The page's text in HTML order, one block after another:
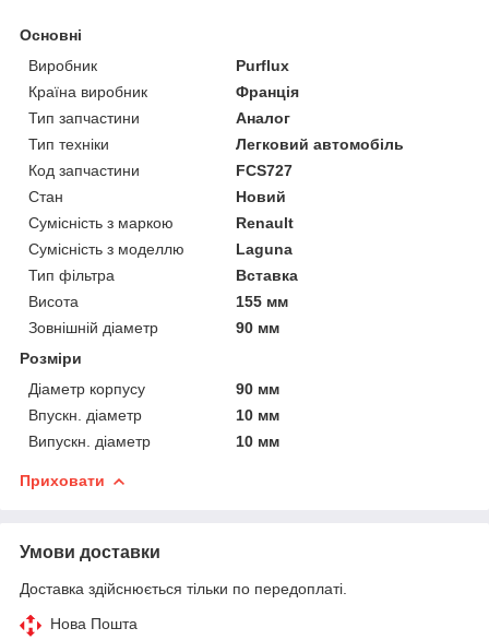
Основні
Виробник
Purflux
Країна виробник
Франція
Тип запчастини
Аналог
Тип техніки
Легковий автомобіль
Код запчастини
FCS727
Стан
Новий
Сумісність з маркою
Renault
Сумісність з моделлю
Laguna
Тип фільтра
Вставка
Висота
155 мм
Зовнішній діаметр
90 мм
Розміри
Діаметр корпусу
90 мм
Впускн. діаметр
10 мм
Випускн. діаметр
10 мм
Приховати
Умови доставки
Доставка здійснюється тільки по передоплаті.
Нова Пошта